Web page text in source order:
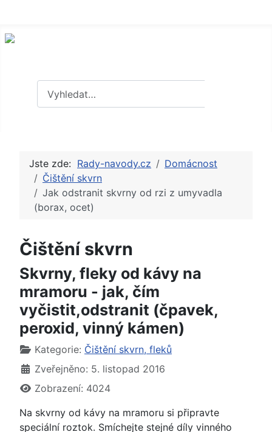
Jste zde: Rady-navody.cz
Domácnost
Čištění skvrn
Jak odstranit skvrny od rzi z umyvadla
(borax, ocet)
Čištění skvrn
Skvrny, fleky od kávy na
mramoru - jak, čím
vyčistit,odstranit (čpavek,
peroxid, vinný kámen)
Základní údaje
Kategorie: Čištění skvrn, fleků
Zveřejněno: 5. listopad 2016
Zobrazení: 4024
Na skvrny od kávy na mramoru si připravte
speciální roztok. Smíchejte stejné díly vinného